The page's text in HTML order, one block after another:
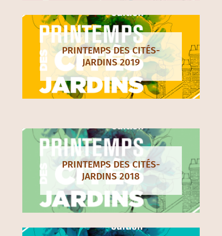
PRINTEMPS DES CITÉS-
JARDINS 2019
PRINTEMPS DES CITÉS-
JARDINS 2018